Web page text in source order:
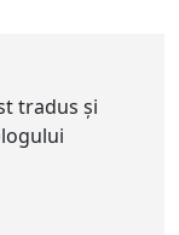
tradus și